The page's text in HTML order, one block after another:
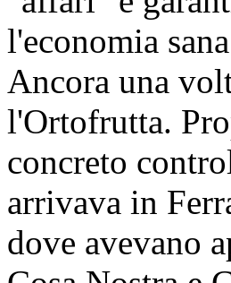
l'economia
Ancora una
l'Ortofrutta.
concreto
arrivava in
dove avevano